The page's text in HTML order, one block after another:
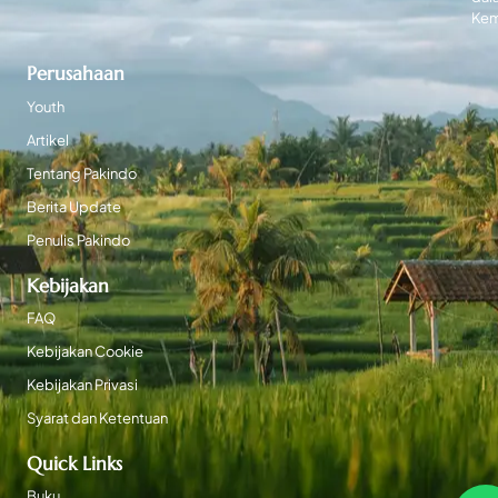
Perusahaan
Youth
Artikel
Tentang Pakindo
Berita Update
Penulis Pakindo
Kebijakan
FAQ
Kebijakan Cookie
Kebijakan Privasi
Syarat dan Ketentuan
Quick Links